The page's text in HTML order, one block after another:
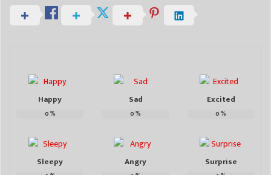
Happy
0%
Sad
0%
Excited
0%
Sleepy Angry Surprise